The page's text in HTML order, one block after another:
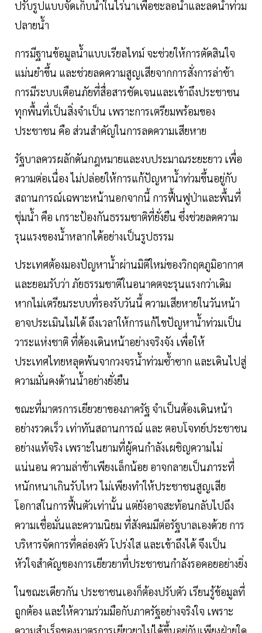
ปรับรูปแบบจัดเก็บนํ้าในไร่นาเพื่อชะลอนํ้าและลดนํ้าท่วม
ปลายนํ้า
การมีฐานข้อมูลนํ้าแบบเรียลไทม์ จะช่วยให้การตัดสินใจ
แม่นยำขึ้น และช่วยลดความสูญเสียจากการสั่งการล่าช้า
การมีระบบเตือนภัยที่สื่อสารชัดเจนและเข้าถึงประชาชน
ทุกพื้นที่เป็นสิ่งจำเป็น เพราะการเตรียมพร้อมของ
ประชาชน คือ ส่วนสำคัญในการลดความเสียหาย
รัฐบาลควรผลักดันกฎหมายและงบประมาณระยะยาว เพื่อ
ความต่อเนื่อง ไม่ปล่อยให้การแก้ปัญหานํ้าท่วมขึ้นอยู่กับ
สถานการณ์เฉพาะหน้านอกจากนี้ การฟื้นฟูป่าและพื้นที่
ชุ่มนํ้า คือ เกราะป้องกันธรรมชาติที่ยั่งยืน ซึ่งช่วยลดความ
รุนแรงของนํ้าหลากได้อย่างเป็นรูปธรรม
ประเทศต้องมองปัญหานํ้าผ่านมิติใหม่ของวิกฤตภูมิอากาศ
และยอมรับว่า ภัยธรรมชาติในอนาคตจะรุนแรงกว่าเดิม
หากไม่เตรียมระบบที่รองรับวันนี้ ความเสียหายในวันหน้า
อาจประเมินไม่ได้ ถึงเวลาให้การแก้ไขปัญหานํ้าท่วมเป็น
วาระแห่งชาติ ที่ต้องเดินหน้าอย่างจริงจัง เพื่อให้
ประเทศไทยหลุดพ้นจากวงจรนํ้าท่วมซํ้าซาก และเดินไปสู่
ความมั่นคงด้านนํ้าอย่างยั่งยืน
ขณะที่มาตรการเยียวยาของภาครัฐ จำเป็นต้องเดินหน้า
อย่างรวดเร็ว เท่าทันสถานการณ์ และ ตอบโจทย์ประชาชน
อย่างแท้จริง เพราะในยามที่ผู้คนกำลังเผชิญความไม่
แน่นอน ความล่าช้าเพียงเล็กน้อย อาจกลายเป็นภาระที่
หนักหนาเกินรับไหว ไม่เพียงทำให้ประชาชนสูญเสีย
โอกาสในการฟื้นตัวเท่านั้น แต่ยังอาจสะท้อนกลับไปถึง
ความเชื่อมั่นและความนิยม ที่สังคมมีต่อรัฐบาลเองด้วย การ
บริหารจัดการที่คล่องตัว โปร่งใส และเข้าถึงได้ จึงเป็น
หัวใจสำคัญของการเยียวยาที่ประชาชนกำลังรอคอยอย่างยิ่ง
ในขณะเดียวกัน ประชาชนเองก็ต้องปรับตัว เรียนรู้ข้อมูลที่
ถูกต้อง และให้ความร่วมมือกับภาครัฐอย่างจริงใจ เพราะ